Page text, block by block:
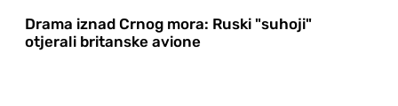
Drama iznad Crnog mora: Ruski "suhoji"
otjerali britanske avione